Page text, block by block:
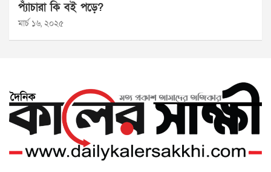
প্যাঁচারা কি বই পড়ে?
মার্চ ১৬, ২০২৫